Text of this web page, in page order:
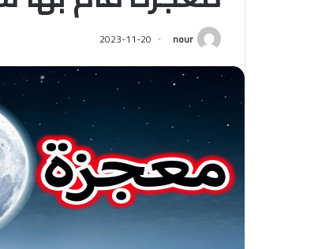
nour
2023-11-20